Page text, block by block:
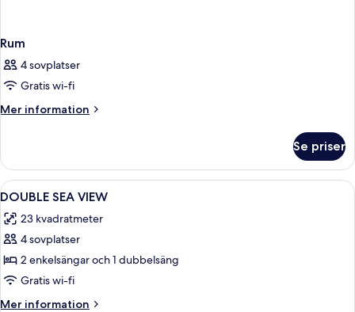
Rum
4 sovplatser
Gratis wi-fi
Mer information
Mer
Se priser
Öppna
alla
foton
för
DOUBLE
SEA
VIEW
Minibar, värdeförvaringsskåp på
1
DOUBLE SEA VIEW
23 kvadratmeter
4 sovplatser
2 enkelsängar och 1 dubbelsäng
Gratis wi-fi
Mer information
Mer